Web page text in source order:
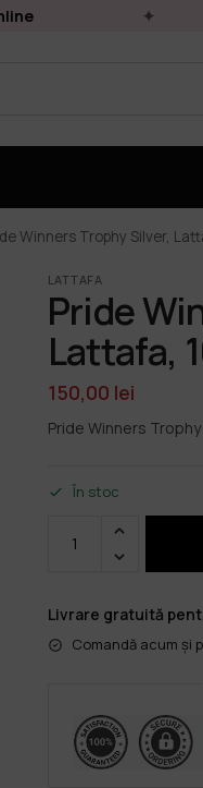
Winners Trophy Silver,
LATTAFA
Pride
Lattafa,
150,00 lei
Pride Winners
În stoc
Livrare gratuită
Comandă acum și